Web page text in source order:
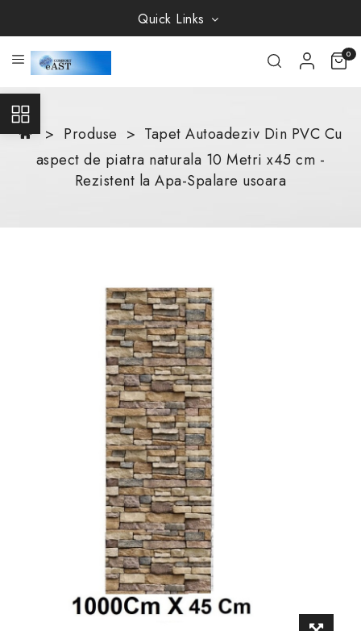
Quick Links
0
Produse
Tapet Autoadeziv Din PVC Cu
aspect de piatra naturala 10 Metri x45 cm -
Rezistent la Apa-Spalare usoara